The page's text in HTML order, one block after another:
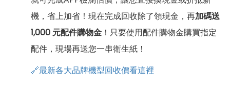
機，省上加省！現在完成回收除了領現金，再加碼送
1,000 元配件購物金 ！只要使用配件購物金購買指定
配件，現場再送您一串衛生紙！
🔗最新各大品牌機型回收價看這裡